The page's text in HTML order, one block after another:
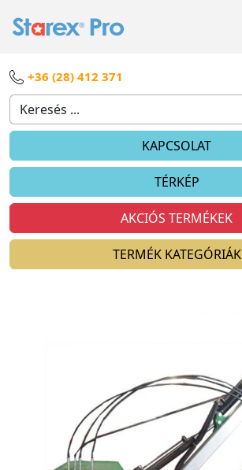
+36 (28) 412 371
KAPCSOLAT
TÉRKÉP
AKCIÓS TERMÉKEK
TERMÉK KATEGÓRIÁK